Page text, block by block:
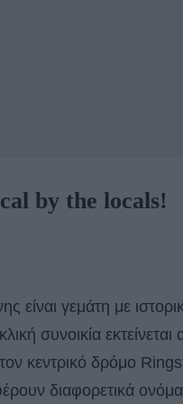
by the locals!
είναι γεμάτη με
συνοικία
κεντρικό δρόμο
διαφορετικά